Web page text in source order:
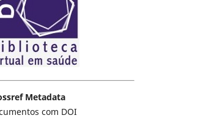
Metadata
com DOI